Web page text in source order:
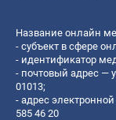
Название онлайн
- субъект в сфере
- идентификатор
- почтовый адрес —
01013;
- адрес
585 46 20